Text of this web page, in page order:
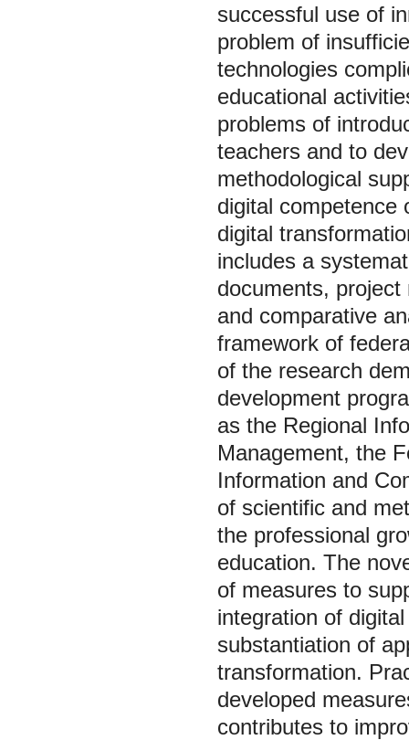
successful use of
problem of
technologies
educational
problems of
teachers and to
methodological
digital competence
digital
includes a
documents,
and comparative
framework of
of the research
development
as the Regional
Management, the
Information and
of scientific and
the professional
education. The
of measures to
integration of
substantiation of
transformation.
developed
contributes to